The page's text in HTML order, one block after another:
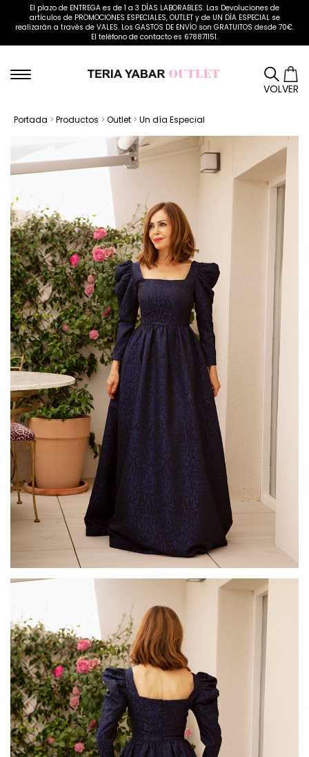
El plazo de ENTREGA es de 1 a 3 DÍAS LABORABLES. Las Devoluciones de
artículos de PROMOCIONES ESPECIALES, OUTLET y de UN DÍA ESPECIAL se
realizarán a través de VALES. Los GASTOS DE ENVÍO son GRATUITOS desde 70€.
El teléfono de contacto es 678871151.
VOLVER
Portada > Productos > Outlet > Un día Especial